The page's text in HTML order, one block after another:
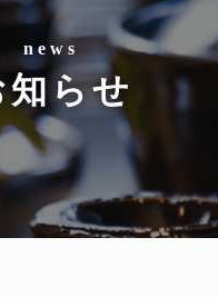
知らせ